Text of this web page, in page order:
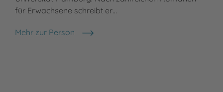
für Erwachsene schreibt er…
Mehr zur Person
Florian Beckerhoff